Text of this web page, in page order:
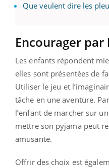
Que veulent dire les
Encourager
Les enfants répondent
elles sont présentées de
Utiliser le jeu et
tâche en une aventure.
l’enfant de marcher sur
mettre son pyjama peut
amusante.
Offrir des choix est